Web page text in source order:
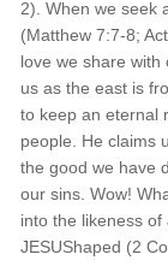
2). When we seek
(Matthew 7:7-8;
love we share
us as the east is
to keep an eternal
people. He claims
the good we have
our sins. Wow!
into the likeness
JESUShaped (2